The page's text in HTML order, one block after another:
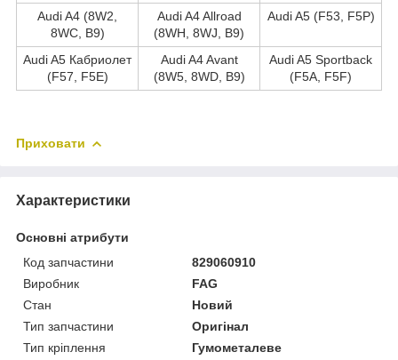
Audi A4 (8W2,
8WC, B9)
Audi A4 Allroad
(8WH, 8WJ, B9)
Audi A5 (F53, F5P)
Audi A5 Кабриолет
(F57, F5E)
Audi A4 Avant
(8W5, 8WD, B9)
Audi A5 Sportback
(F5A, F5F)
Приховати
Характеристики
Основні атрибути
Код запчастини
829060910
Виробник
FAG
Стан
Новий
Тип запчастини
Оригінал
Тип кріплення
Гумометалеве